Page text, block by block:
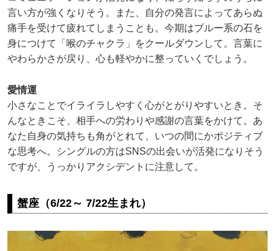
言い方が強くなりそう。また、自分の発言によってあらぬ
痛手を受けて疲れてしまうことも。今期はブルー系の石を
身につけて「喉のチャクラ」をクールダウンして。言葉に
やわらかさが戻り、心も軽やかに整っていくでしょう。
愛情運
小さなことでイライラしやすく心がとがりやすいとき。そ
んなときこそ、相手への労わりや感謝の言葉をかけて。あ
なた自身の気持ちも角がとれて、いつの間にかポジティブ
な思考へ。シングルの方はSNSの出会いが活発になりそう
ですが、うっかりアクシデントに注意して。
蟹座（6/22～ 7/22生まれ）